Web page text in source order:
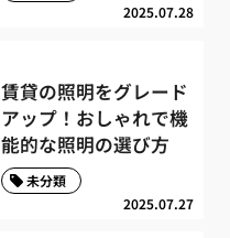
2025.07.28
賃貸の照明をグレード
アップ！おしゃれで機
能的な照明の選び方
2025.07.27
未分類